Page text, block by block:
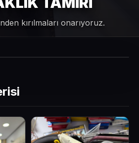
kırılmaları onarıyoruz.